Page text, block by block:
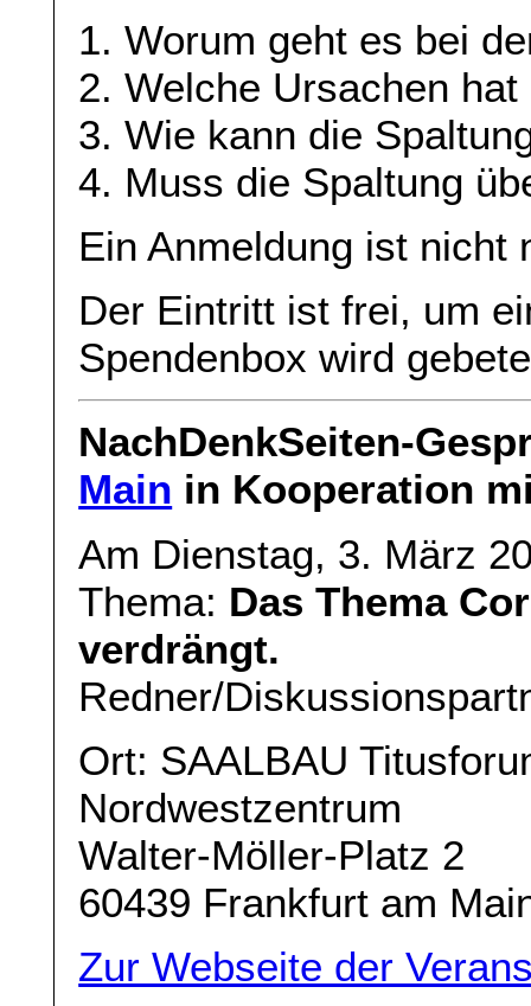
1. Worum geht es bei
2. Welche Ursachen
3. Wie kann die
4. Muss die Spaltung
Ein Anmeldung ist nicht
Der Eintritt ist frei, um
Spendenbox wird
NachDenkSeiten-
Main in Kooperation
Am Dienstag, 3. März
Thema: Das Thema
verdrängt.
Redner/
Ort: SAALBAU
Nordwestzentrum
Walter-Möller-Platz 2
60439 Frankfurt am
Zur Webseite der